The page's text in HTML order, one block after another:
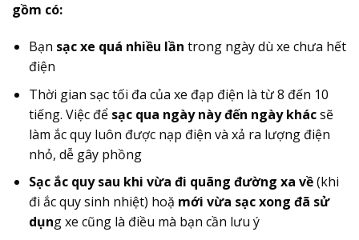
gồm có:
Bạn sạc xe quá nhiều lần trong ngày dù xe chưa hết
điện
Thời gian sạc tối đa của xe đạp điện là từ 8 đến 10
tiếng. Việc đểsạc qua ngày này đến ngày khácsẽ
làm ắc quy luôn được nạp điện và xả ra lượng điện
nhỏ, dễ gây phồng
Sạc ắc quy sau khi vừa đi quãng đường xa về(khi
đi ắc quy sinh nhiệt) hoặ mới vừa sạc xong đã sử
dụng xe cũng là điều mà bạn cần lưu ý